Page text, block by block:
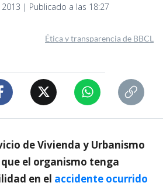
| Publicado a las 18:27
Ética y transparencia de BBCL
de Vivienda y Urbanismo
el organismo tenga
en el accidente ocurrido